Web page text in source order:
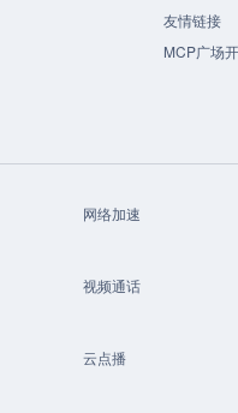
友情链接
MCP广场
网络加速
视频通话
云点播